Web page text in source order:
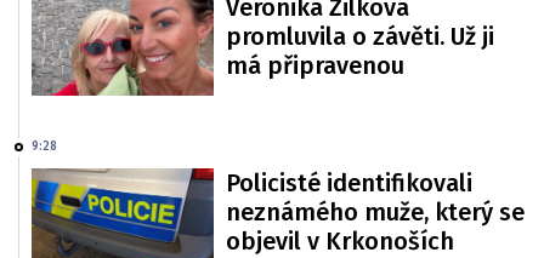
Veronika Žilková
promluvila o závěti. Už ji
má připravenou
9:28
Policisté identifikovali
neznámého muže, který se
objevil v Krkonoších